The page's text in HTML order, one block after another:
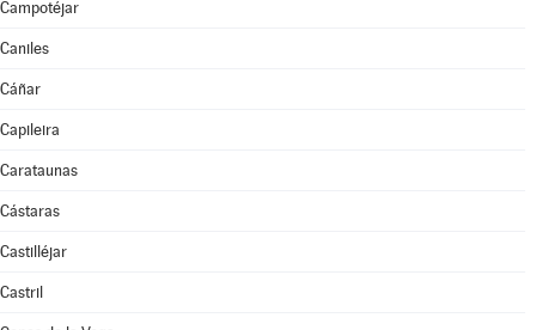
Campotéjar
Caniles
Cáñar
Capileira
Carataunas
Cástaras
Castilléjar
Castril